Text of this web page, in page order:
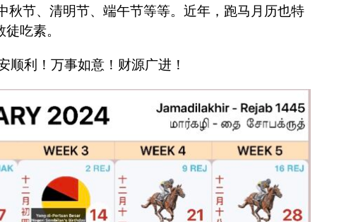
节、清明节、端午节等等。近年，跑马月历也特
吃素。
顺利！万事如意！财源广进！